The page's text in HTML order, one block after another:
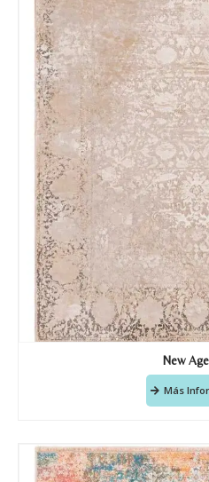
New
Más
Nombre y apellido*
Teléfono
Correo electronico*
Tu mensaje.
Nombre y
esta web
información que
puedan